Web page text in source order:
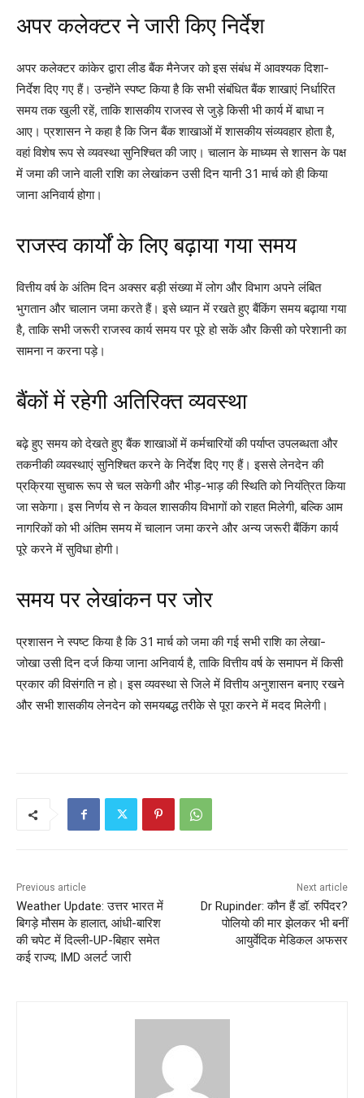
अपर कलेक्टर ने जारी किए निर्देश
अपर कलेक्टर कांकेर द्वारा लीड बैंक मैनेजर को इस संबंध में आवश्यक दिशा-
निर्देश दिए गए हैं। उन्होंने स्पष्ट किया है कि सभी संबंधित बैंक शाखाएं निर्धारित
समय तक खुली रहें, ताकि शासकीय राजस्व से जुड़े किसी भी कार्य में बाधा न
आए। प्रशासन ने कहा है कि जिन बैंक शाखाओं में शासकीय संव्यवहार होता है,
वहां विशेष रूप से व्यवस्था सुनिश्चित की जाए। चालान के माध्यम से शासन के पक्ष
में जमा की जाने वाली राशि का लेखांकन उसी दिन यानी 31 मार्च को ही किया
जाना अनिवार्य होगा।
राजस्व कार्यों के लिए बढ़ाया गया समय
वित्तीय वर्ष के अंतिम दिन अक्सर बड़ी संख्या में लोग और विभाग अपने लंबित
भुगतान और चालान जमा करते हैं। इसे ध्यान में रखते हुए बैंकिंग समय बढ़ाया गया
है, ताकि सभी जरूरी राजस्व कार्य समय पर पूरे हो सकें और किसी को परेशानी का
सामना न करना पड़े।
बैंकों में रहेगी अतिरिक्त व्यवस्था
बढ़े हुए समय को देखते हुए बैंक शाखाओं में कर्मचारियों की पर्याप्त उपलब्धता और
तकनीकी व्यवस्थाएं सुनिश्चित करने के निर्देश दिए गए हैं। इससे लेनदेन की
प्रक्रिया सुचारू रूप से चल सकेगी और भीड़-भाड़ की स्थिति को नियंत्रित किया
जा सकेगा। इस निर्णय से न केवल शासकीय विभागों को राहत मिलेगी, बल्कि आम
नागरिकों को भी अंतिम समय में चालान जमा करने और अन्य जरूरी बैंकिंग कार्य
पूरे करने में सुविधा होगी।
समय पर लेखांकन पर जोर
प्रशासन ने स्पष्ट किया है कि 31 मार्च को जमा की गई सभी राशि का लेखा-
जोखा उसी दिन दर्ज किया जाना अनिवार्य है, ताकि वित्तीय वर्ष के समापन में किसी
प्रकार की विसंगति न हो। इस व्यवस्था से जिले में वित्तीय अनुशासन बनाए रखने
और सभी शासकीय लेनदेन को समयबद्ध तरीके से पूरा करने में मदद मिलेगी।
Previous article
Weather Update: उत्तर भारत में
बिगड़े मौसम के हालात, आंधी-बारिश
की चपेट में दिल्ली-UP-बिहार समेत
कई राज्य; IMD अलर्ट जारी
Next article
Dr Rupinder: कौन हैं डॉ. रुपिंदर?
पोलियो की मार झेलकर भी बनीं
आयुर्वेदिक मेडिकल अफसर